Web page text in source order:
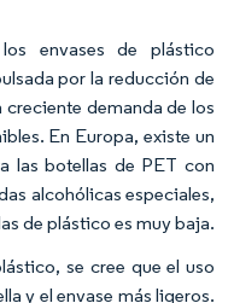
envases de plástico
por la reducción de
demanda de los
En Europa, existe un
las botellas de PET con
alcohólicas especiales,
de plástico es muy baja.
se cree que el uso
y el envase más ligeros.